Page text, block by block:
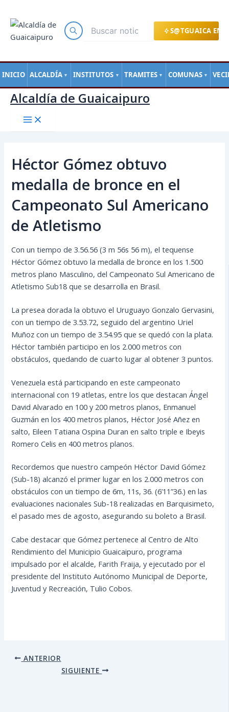
S@TGUAICA EN
INICIO ALCALDÍA ▼ INSTITUTOS ▼ TRAMITES ▼ COMUNAS ▼
contenido
Alcaldía de Guaicaipuro
Héctor Gómez obtuvo
medalla de bronce en el
Campeonato Sul Americano
de Atletismo
Con un tiempo de 3.56.56 (3 m 56s 56 m), el tequense
Héctor Gómez obtuvo la medalla de bronce en los 1.500
metros plano Masculino, del Campeonato Sul Americano de
Atletismo Sub18 que se desarrolla en Brasil.
La presea dorada la obtuvo el Uruguayo Gonzalo Gervasini,
con un tiempo de 3.53.72, seguido del argentino Uriel
Muñoz con un tiempo de 3.54.95 que se quedó con la plata.
Héctor tambiénparticipo en los 2.000 metros con
obstáculos, quedando de cuarto lugar al obtener 3 puntos.
Venezuela está participando en este campeonato
internacional con 19 atletas, entre los que destacan Ángel
David Alvarado en 100 y 200 metros planos, Enmanuel
Guzmán en los 400 metros planos, Héctor José Añez en
salto, Eileen Tatiana Ospina Duran en salto triple e Ibeyis
Romero Celis en 400 metros planos.
Recordemos que nuestro campeón Héctor David Gómez
(Sub-18) alcanzó el primer lugar en los 2.000 metros con
obstáculos con un tiempo de 6m, 11s, 36. (6’11”36.) en las
evaluaciones nacionales Sub-18 realizadas en Barquisimeto,
el pasado mes de agosto, asegurando su boleto a Brasil.
Cabe destacar que Gómez pertenece al Centro de Alto
Rendimiento del Municipio Guaicaipuro, programa
impulsado por el alcalde, Farith Fraija, y ejecutado por el
presidente del Instituto Autónomo Municipal de Deporte,
Juventud y Recreación, Tulio Cobos.
de
entradas
ANTERIOR
SIGUIENTE